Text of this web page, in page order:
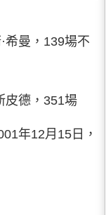
希曼，139場不
皮德，351場
年12月15日，